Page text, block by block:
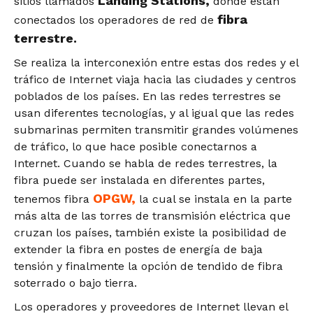
conectados los operadores de red de fibra
terrestre.
Se realiza la interconexión entre estas dos redes y el
tráfico de Internet viaja hacia las ciudades y centros
poblados de los países. En las redes terrestres se
usan diferentes tecnologías, y al igual que las redes
submarinas permiten transmitir grandes volúmenes
de tráfico, lo que hace posible conectarnos a
Internet. Cuando se habla de redes terrestres, la
fibra puede ser instalada en diferentes partes,
tenemos fibra OPGW, la cual se instala en la parte
más alta de las torres de transmisión eléctrica que
cruzan los países, también existe la posibilidad de
extender la fibra en postes de energía de baja
tensión y finalmente la opción de tendido de fibra
soterrado o bajo tierra.
Los operadores y proveedores de Internet llevan el